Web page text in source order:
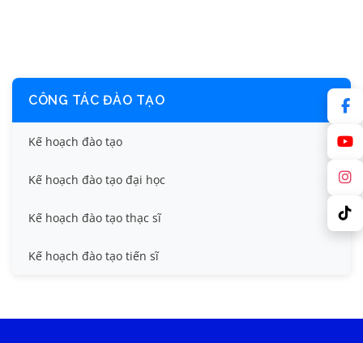
CÔNG TÁC ĐÀO TẠO
Kế hoạch đào tạo
Kế hoạch đào tạo đại học
Kế hoạch đào tạo thạc sĩ
Kế hoạch đào tạo tiến sĩ